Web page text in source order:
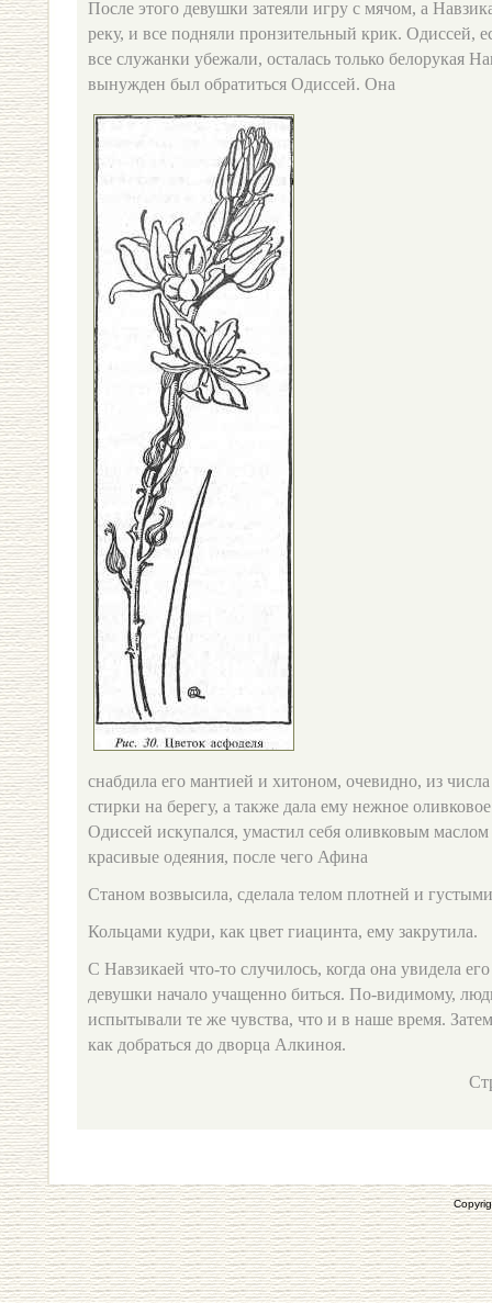
После этого девушки затеяли игру с мячом, а
реку, и все подняли пронзительный крик. Одиссей,
все служанки убежали, осталась только белорукая
вынужден был обратиться Одиссей. Она
снабдила его мантией и хитоном, очевидно, из
стирки на берегу, а также дала ему нежное
Одиссей искупался, умастил себя оливковым маслом
красивые одеяния, после чего Афина
Станом возвысила, сделала телом плотней и густыми
Кольцами кудри, как цвет гиацинта, ему закрутила.
С Навзикаей что-то случилось, когда она увидела
девушки начало учащенно биться. По-видимому,
испытывали те же чувства, что и в наше время.
как добраться до дворца Алкиноя.